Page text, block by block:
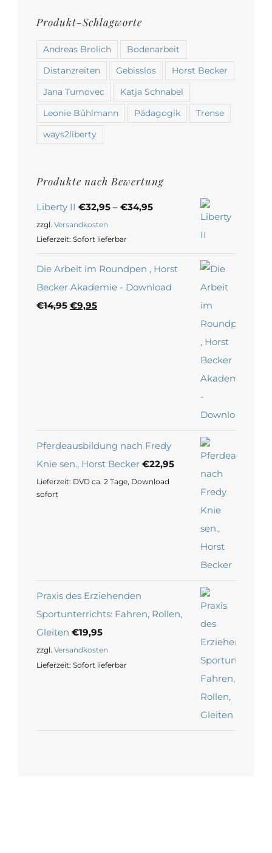
Produkt-Schlagworte
Andreas Brolich Bodenarbeit
Distanzreiten Gebisslos Horst Becker
Jana Tumovec Katja Schnabel
Leonie Bühlmann Pädagogik Trense
ways2liberty
Produkte nach Bewertung
Liberty II €32,95 – €34,95
zzgl. Versandkosten
Lieferzeit: Sofort lieferbar
Die Arbeit im Roundpen , Horst
Becker Akademie - Download
€14,95 Ursprünglicher
€9,95Aktueller
Pferdeausbildung nach Fredy
Knie sen., Horst Becker €22,95
Lieferzeit: DVD ca. 2 Tage, Download
sofort
Praxis des Erziehenden
Sportunterrichts: Fahren, Rollen,
Gleiten €19,95
zzgl. Versandkosten
Lieferzeit: Sofort lieferbar